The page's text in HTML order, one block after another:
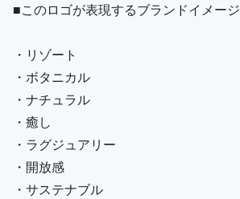
■このロゴが表現するブランドイメージ
・リゾート
・ボタニカル
・ナチュラル
・癒し
・ラグジュアリー
・開放感
・サステナブル